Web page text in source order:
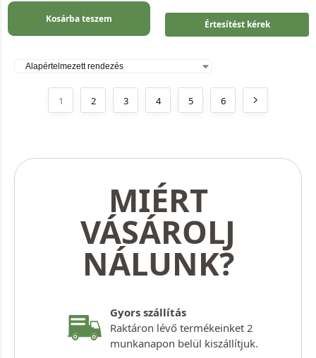
Kosárba teszem Értesítést kérek
1 2 3 4 5 6
MIÉRT
VÁSÁROLJ
NÁLUNK?
Gyors szállítás
Raktáron lévő termékeinket 2
munkanapon belül kiszállítjuk.